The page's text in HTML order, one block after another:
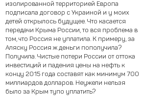
изолированной территорией Европа
подписала договор с Украиной и у моих
детей открылось будущее. Что касается
передачи Крыма России, то вся проблема в
том, что Россия не уплатила. К примеру, за
Аляску Россия ж деньги пополучила?
Получила. Чистые потери России от оттока
инвестиций и падения цены на нефть к
концу 2015 года составят как минимум 700
миллиардов долларов. Неужели нельзя
было за Крым тупо уплатить?